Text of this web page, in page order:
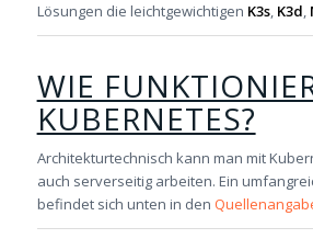
Lösungen die leichtgewichtigen K3s, K3d,
WIE
KUBERNETES?
Architekturtechnisch kann man mit
auch serverseitig arbeiten. Ein
befindet sich unten in den